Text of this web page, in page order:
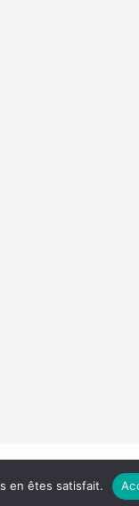
© 2026 Les
en êtes satisfait.